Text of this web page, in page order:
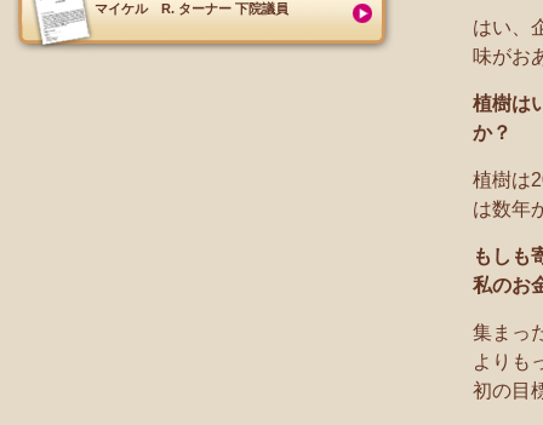
マイケル R. ターナー 下院議員
はい、
味がお
植樹は
か？
植樹は
は数年
もしも
私のお
集まっ
よりも
初の目